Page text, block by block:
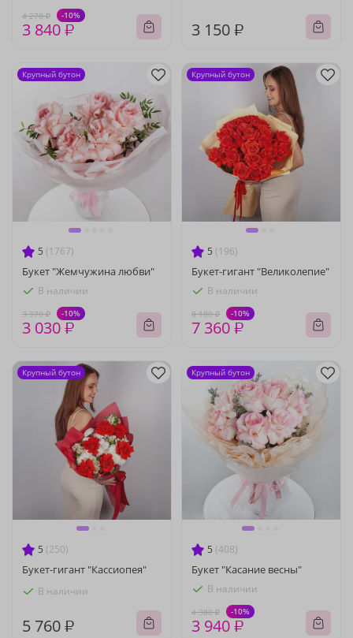
4 270 ₽ -10%
3 840 ₽ 3 150 ₽
5 (1767)
Букет "Жемчужина любви"
В наличии
3 370 ₽ -10%
3 030 ₽
Крупный бутон
5 (196)
Букет-гигант "Великолепие"
В наличии
8 180 ₽ -10%
7 360 ₽
Крупный бутон
5 (250)
Букет-гигант "Кассиопея"
В наличии
5 760 ₽
Крупный бутон
5 (408)
Букет "Касание весны"
В наличии
4 380 ₽ -10%
3 940 ₽
Крупный бутон